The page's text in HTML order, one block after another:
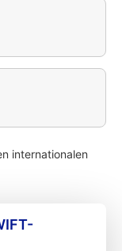
internationalen